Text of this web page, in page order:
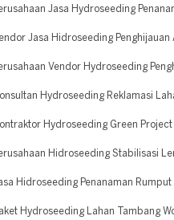
Jasa Hydroseeding
Jasa Hidroseeding Penghijauan
Vendor Hydroseeding
Hydroseeding Reklamasi
Hydroseeding Green Project
Hidroseeding Stabilisasi
Hidroseeding Penanaman Rumput
Hydroseeding Lahan Tambang